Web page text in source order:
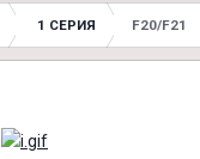
1 СЕРИЯ F20/F21